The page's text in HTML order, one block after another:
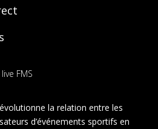
FMS
la relation entre les
d’événements sportifs en